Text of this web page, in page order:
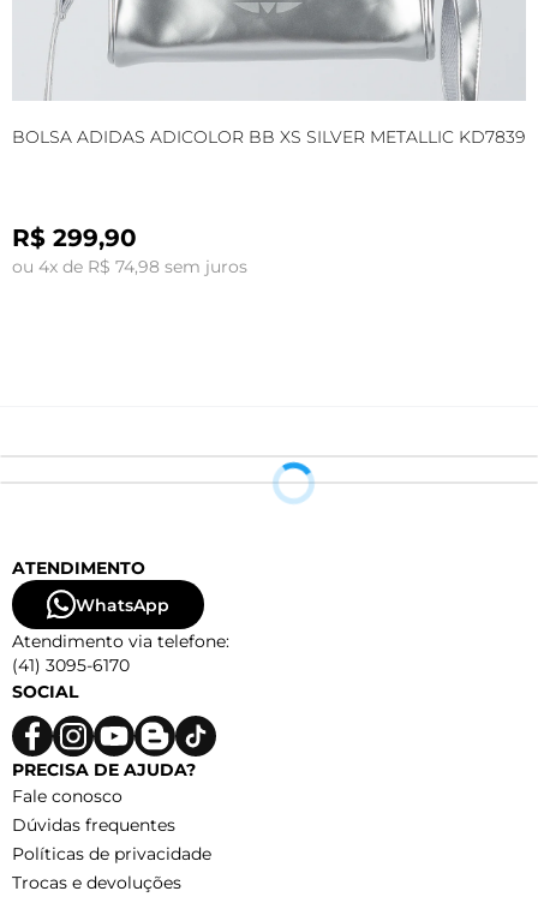
BOLSA ADIDAS ADICOLOR BB XS SILVER METALLIC KD7839
R$ 299,90
ou 4x de R$ 74,98 sem juros
ATENDIMENTO
WhatsApp
Atendimento via telefone:
(41) 3095-6170
SOCIAL
PRECISA DE AJUDA?
Fale conosco
Dúvidas frequentes
Políticas de privacidade
Trocas e devoluções